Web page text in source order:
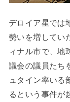
デロイア星では
勢いを増してい
ィナル市で、地
議会の議員たち
ュタイン率いる
るという事件が